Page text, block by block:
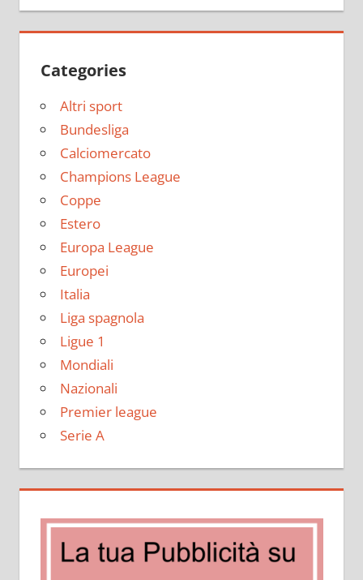
Categories
Altri sport
Bundesliga
Calciomercato
Champions League
Coppe
Estero
Europa League
Europei
Italia
Liga spagnola
Ligue 1
Mondiali
Nazionali
Premier league
Serie A